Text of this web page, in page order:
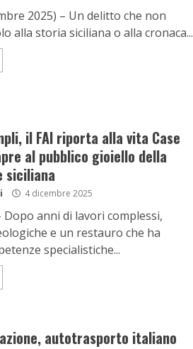
2025) – Un delitto che non
alla storia siciliana o alla cronaca...
il FAI riporta alla vita Case
al pubblico gioiello della
siciliana
4 dicembre 2025
Dopo anni di lavori complessi,
e un restauro che ha
specialistiche...
autotrasporto italiano